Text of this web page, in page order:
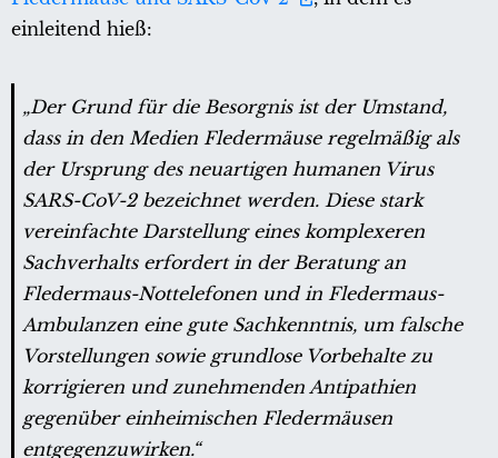
einleitend hieß:
„Der Grund für die Besorgnis ist der Umstand,
dass in den Medien Fledermäuse regelmäßig als
der Ursprung des neuartigen humanen Virus
SARS-CoV-2 bezeichnet werden. Diese stark
vereinfachte Darstellung eines komplexeren
Sachverhalts erfordert in der Beratung an
Fledermaus-Nottelefonen und in Fledermaus-
Ambulanzen eine gute Sachkenntnis, um falsche
Vorstellungen sowie grundlose Vorbehalte zu
korrigieren und zunehmenden Antipathien
gegenüber einheimischen Fledermäusen
entgegenzuwirken.“